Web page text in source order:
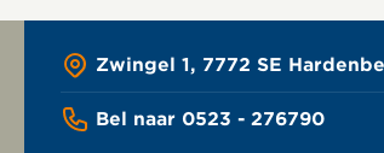
Zwingel 1, 7772 SE
Bel naar 0523 - 276790